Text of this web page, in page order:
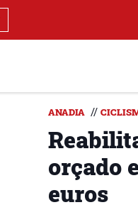
ANADIA //
orçado
euros